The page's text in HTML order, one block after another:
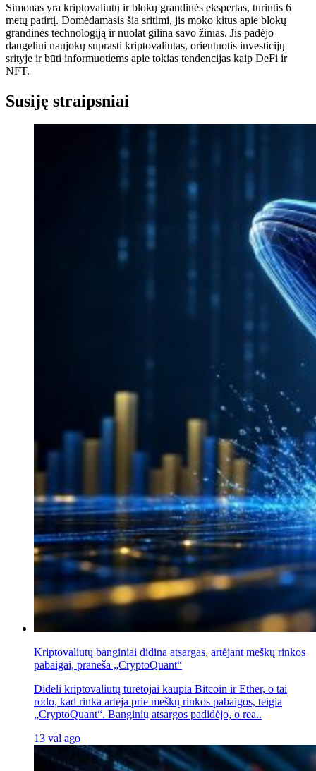
Simonas yra kriptovaliutų ir blokų grandinės ekspertas, turintis 6
metų patirtį. Domėdamasis šia sritimi, jis moko kitus apie blokų
grandinės technologiją ir nuolat gilina savo žinias. Jis padėjo
daugeliui naujokų suprasti kriptovaliutas, orientuotis investicijų
srityje ir būti informuotiems apie tokias tendencijas kaip DeFi ir
NFT.
Susiję straipsniai
Kriptovaliutų banginiai didina atsargas, artėjant meškų rinkos
pabaigai, praneša „CryptoQuant“
Dideli kriptovaliutų turėtojai kaupia Bitcoin ir Ether, o tai
rodo, kad rinka artėja prie meškų rinkos pabaigos, teigia
„CryptoQuant“. Banginių atsargos padidėjo, o rea..
13 val ago